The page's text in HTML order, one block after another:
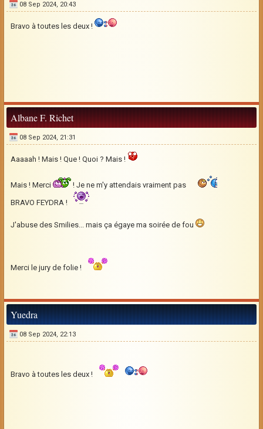
08 Sep 2024, 20:43
Bravo à toutes les deux !
Albane F. Richet
08 Sep 2024, 21:31
Aaaaah ! Mais ! Que ! Quoi ? Mais !
Mais ! Merci
! Je ne m'y attendais vraiment pas
BRAVO FEYDRA !
J'abuse des Smilies... mais ça égaye ma soirée de fou
Merci le jury de folie !
Yuedra
08 Sep 2024, 22:13
Bravo à toutes les deux !